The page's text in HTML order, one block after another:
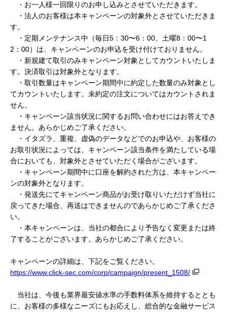
・ お一人様一回限りのお申し込みとさせていただきます。
・ 法人のお客様は本キャンペーンの対象外とさせていただきま
す。
・ 定期メンテナンス中（毎日5：30〜6：00、土曜8：00〜1
2：00）は、キャンペーンのお申込を受け付けておりません。
・ 新規建て取引のみキャンペーン対象としてカウントいたしま
す。決済取引は対象外となります。
・ 取引数量はキャンペーン期間中に約定した数量のみ対象とし
てカウントいたします。未約定の注文についてはカウントされま
せん。
・ キャンペーン該当状況に関するお問い合わせにはお答えでき
ません。あらかじめご了承ください。
・ イタズラ、重複、虚偽のデータなどでのお申込や、お客様の
お取引状況によっては、キャンペーン該当条件を満たしている場
合においても、対象外とさせていただく場合がございます。
・ キャンペーン期間中に口座を解約された方は、本キャンペー
ンの対象外となります。
・ 発送先にてキャンペーン商品がお受け取りいただけず当社に
戻ってきた場合、再送はできませんのであらかじめご了承くださ
い。
・ 本キャンペーンは、当社の都合により予告なく変更または終
了することがございます。あらかじめご了承ください。
キャンペーンの詳細は、下記をご覧ください。
https://www.click-sec.com/corp/campaign/present_1508/
当社は、今後も業界最安値水準の手数料体系を維持するととも
に、お客様の多様なニーズにもお応えし、総合的な金融サービス